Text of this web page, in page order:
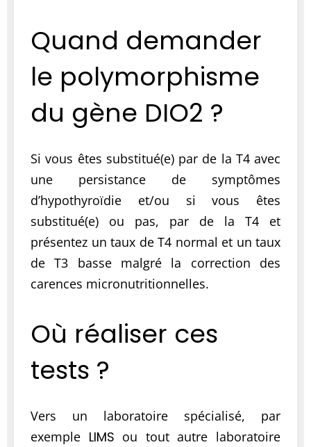
Quand demander
le polymorphisme
du gène DIO2 ?
Si vous êtes substitué(e) par de la T4 avec
une persistance de symptômes
d’hypothyroïdie et/ou si vous êtes
substitué(e) ou pas, par de la T4 et
présentez un taux de T4 normal et un taux
de T3 basse malgré la correction des
carences micronutritionnelles.
Où réaliser ces
tests ?
Vers un laboratoire spécialisé, par
exemple LIMS ou tout autre laboratoire